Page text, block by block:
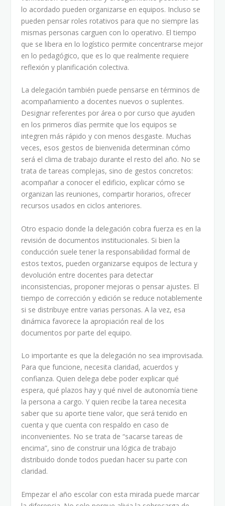
lo acordado pueden organizarse en equipos. Incluso se
pueden pensar roles rotativos para que no siempre las
mismas personas carguen con lo operativo. El tiempo
que se libera en lo logístico permite concentrarse mejor
en lo pedagógico, que es lo que realmente requiere
reflexión y planificación colectiva.
La delegación también puede pensarse en términos de
acompañamiento a docentes nuevos o suplentes.
Designar referentes por área o por curso que ayuden
en los primeros días permite que los equipos se
integren más rápido y con menos desgaste. Muchas
veces, esos gestos de bienvenida determinan cómo
será el clima de trabajo durante el resto del año. No se
trata de tareas complejas, sino de gestos concretos:
acompañar a conocer el edificio, explicar cómo se
organizan las reuniones, compartir horarios, ofrecer
recursos usados en ciclos anteriores.
Otro espacio donde la delegación cobra fuerza es en la
revisión de documentos institucionales. Si bien la
conducción suele tener la responsabilidad formal de
estos textos, pueden organizarse equipos de lectura y
devolución entre docentes para detectar
inconsistencias, proponer mejoras o pensar ajustes. El
tiempo de corrección y edición se reduce notablemente
si se distribuye entre varias personas. A la vez, esa
dinámica favorece la apropiación real de los
documentos por parte del equipo.
Lo importante es que la delegación no sea improvisada.
Para que funcione, necesita claridad, acuerdos y
confianza. Quien delega debe poder explicar qué
espera, qué plazos hay y qué nivel de autonomía tiene
la persona a cargo. Y quien recibe la tarea necesita
saber que su aporte tiene valor, que será tenido en
cuenta y que cuenta con respaldo en caso de
inconvenientes. No se trata de “sacarse tareas de
encima”, sino de construir una lógica de trabajo
distribuido donde todos puedan hacer su parte con
claridad.
Empezar el año escolar con esta mirada puede marcar